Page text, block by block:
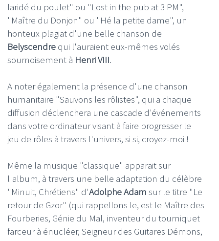
laridé du poulet" ou "Lost in the pub at 3 PM",
"Maître du Donjon" ou "Hé la petite dame", un
honteux plagiat d'une belle chanson de
Belyscendre qui l'auraient eux-mêmes volés
sournoisement à Henri VIII.
A noter également la présence d'une chanson
humanitaire "Sauvons les rôlistes", qui a chaque
diffusion déclenchera une cascade d'événements
dans votre ordinateur visant à faire progresser le
jeu de rôles à travers l'univers, si si, croyez-moi !
Même la musique "classique" apparait sur
l'album, à travers une belle adaptation du célèbre
"Minuit, Chrétiens" d'Adolphe Adam sur le titre "Le
retour de Gzor" (qui rappellons le, est le Maître des
Fourberies, Génie du Mal, inventeur du tourniquet
farceur à énucléer, Seigneur des Guitares Démons,